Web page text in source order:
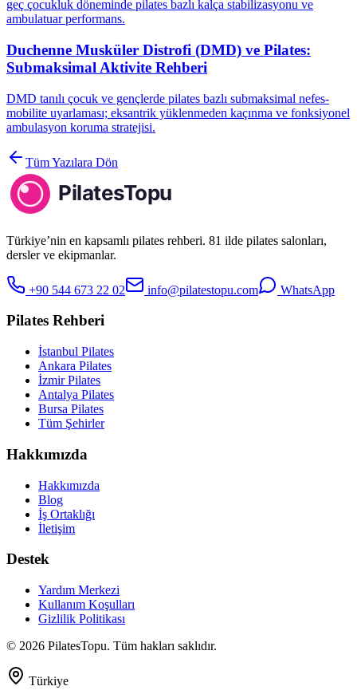
geç çocukluk döneminde pilates bazlı kalça stabilizasyonu ve
ambulatuar performans.
Duchenne Musküler Distrofi (DMD) ve Pilates:
Submaksimal Aktivite Rehberi
DMD tanılı çocuk ve gençlerde pilates bazlı submaksimal nefes-
mobilite uyarlaması; eksantrik yüklenmeden kaçınma ve fonksiyonel
ambulasyon koruma stratejisi.
Tüm Yazılara Dön
Türkiye’nin en kapsamlı pilates rehberi. 81 ilde pilates salonları,
dersler ve ekipmanlar.
+90 544 673 22 02 info@pilatestopu.com WhatsApp
Pilates Rehberi
İstanbul Pilates
Ankara Pilates
İzmir Pilates
Antalya Pilates
Bursa Pilates
Tüm Şehirler
Hakkımızda
Hakkımızda
Blog
İş Ortaklığı
İletişim
Destek
Yardım Merkezi
Kullanım Koşulları
Gizlilik Politikası
© 2026 PilatesTopu. Tüm hakları saklıdır.
Türkiye